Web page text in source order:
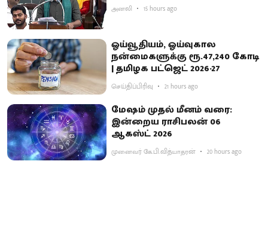
அனலி 15 hours ago
ஓய்வூதியம், ஓய்வுகால
நன்மைகளுக்கு ரூ.47,240 கோடி
| தமிழக பட்ஜெட் 2026-27
செய்திப்பிரிவு 21 hours ago
மேஷம் முதல் மீனம் வரை:
இன்றைய ராசிபலன் 06
ஆகஸ்ட் 2026
முனைவர் கே.பி.வித்யாதரன் 20 hours ago